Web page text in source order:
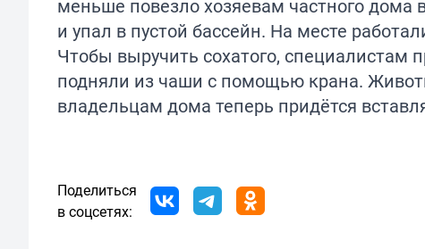
меньше повезло хозяевам частного дома
и упал в пустой бассейн. На месте
Чтобы выручить сохатого, специалистам
подняли из чаши с помощью крана.
владельцам дома теперь придётся
Поделиться
в соцсетях: